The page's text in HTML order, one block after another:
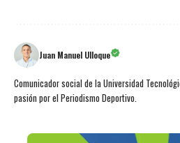
Juan Manuel Ulloque
Comunicador social de la Universidad
pasión por el Periodismo Deportivo.